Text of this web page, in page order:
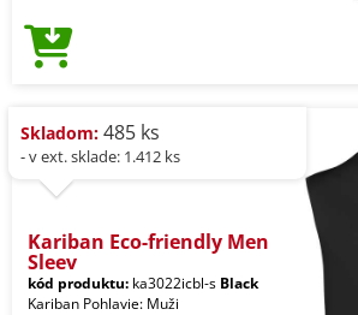
Skladom: 485 ks
- v ext. sklade: 1.412 ks
Kariban Eco-friendly Men
Sleev
kód produktu: ka3022icbl-s Black
Kariban Pohlavie: Muži